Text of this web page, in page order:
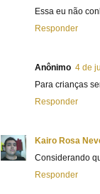
Essa eu não
Responder
Anônimo 4 de
Para crianças
Responder
Kairo Rosa
Considerando
Responder